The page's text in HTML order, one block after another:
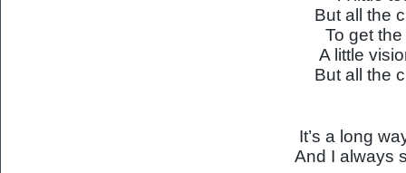
But all the
To get
A little
But all the
It’s a long
And I always